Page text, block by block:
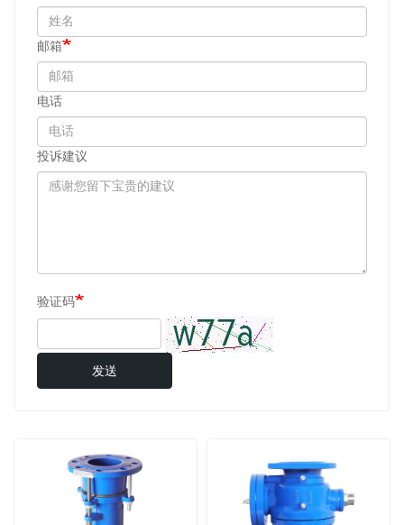
邮箱
电话
投诉建议
验证码
发送